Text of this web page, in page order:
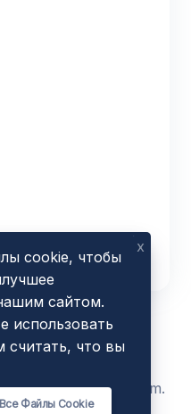
AmazeSEOTools
.com.
cookie, чтобы
сайтом.
использовать
считать, что вы
Файлы Cookie
x